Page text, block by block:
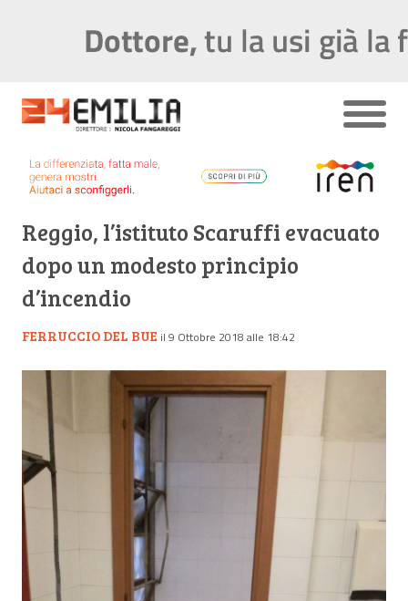
Reggio, l’istituto Scaruffi evacuato
dopo un modesto principio
d’incendio
FERRUCCIO DEL BUE il 9 Ottobre 2018 alle 18:42